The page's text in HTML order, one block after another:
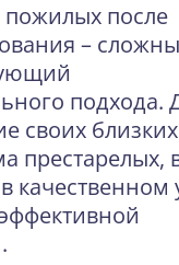
после
–
подхода.
своих близких
престарелых,
качественном